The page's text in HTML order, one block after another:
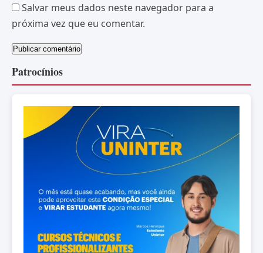
Salvar meus dados neste navegador para a
próxima vez que eu comentar.
Patrocínios